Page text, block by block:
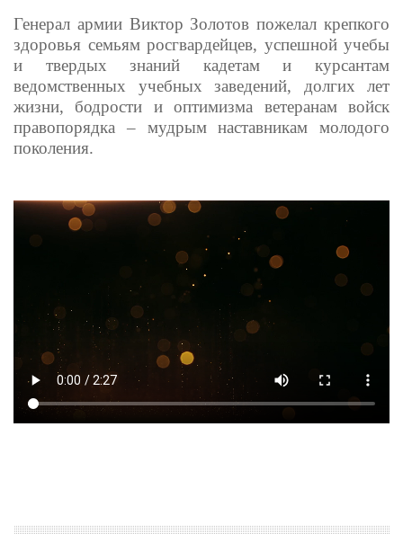
Генерал армии Виктор Золотов пожелал крепкого
здоровья семьям росгвардейцев, успешной учебы
и твердых знаний кадетам и курсантам
ведомственных учебных заведений, долгих лет
жизни, бодрости и оптимизма ветеранам войск
правопорядка – мудрым наставникам молодого
поколения.